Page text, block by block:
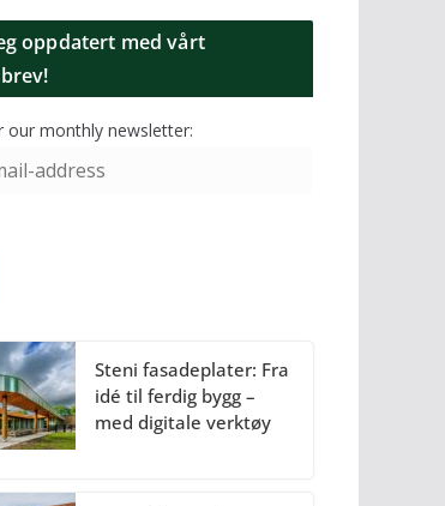
oppdatert med vårt
our monthly newsletter:
Steni fasadeplater: Fra
idé til ferdig bygg –
med digitale verktøy